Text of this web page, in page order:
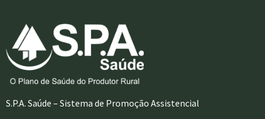
S.P.A. Saúde – Sistema de Promoção Assistencial